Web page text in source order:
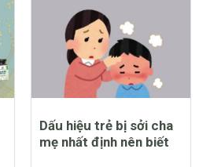
Dấu hiệu trẻ bị sởi cha
mẹ nhất định nên biết